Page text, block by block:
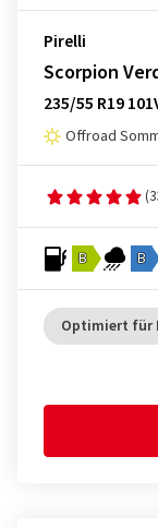
Pirelli
Scorpion
235/55 R19
Offroad
B B
Optimiert für